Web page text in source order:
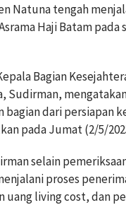
Natuna tengah
Haji Batam pada
Bagian
Sudirman,
bagian dari persiapan
pada Jumat (2/5/
selain
proses
uang living cost, dan